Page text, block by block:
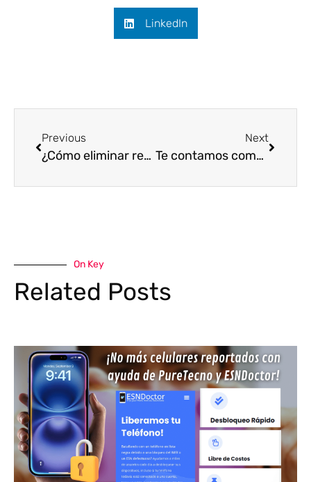
LinkedIn
Previous
¿Cómo eliminar reporte de IMEI fácil y rápido?
Next
Te contamos como saltar bloqueo de activación de iPhone en minutos
On Key
Related Posts